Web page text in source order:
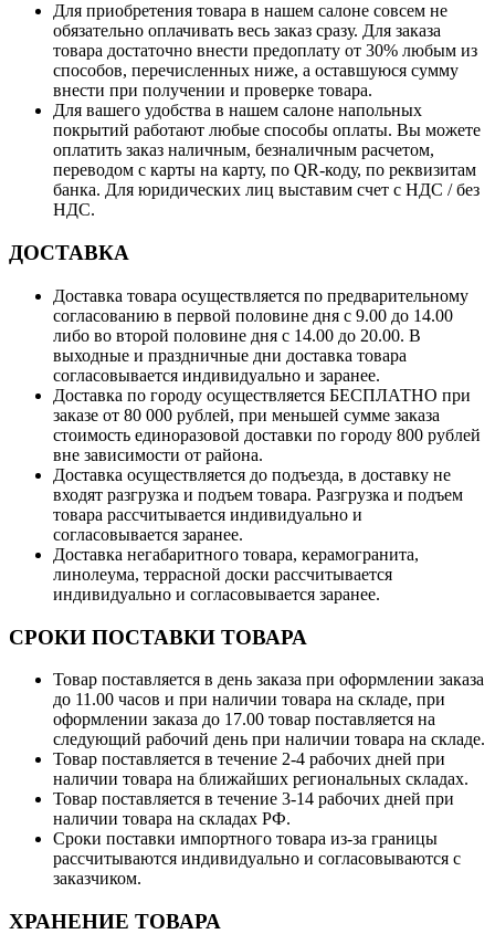
Для приобретения товара в нашем салоне совсем не
обязательно оплачивать весь заказ сразу. Для заказа
товара достаточно внести предоплату от 30% любым из
способов, перечисленных ниже, а оставшуюся сумму
внести при получении и проверке товара.
Для вашего удобства в нашем салоне напольных
покрытий работают любые способы оплаты. Вы можете
оплатить заказ наличным, безналичным расчетом,
переводом с карты на карту, по QR-коду, по реквизитам
банка. Для юридических лиц выставим счет с НДС / без
НДС.
ДОСТАВКА
Доставка товара осуществляется по предварительному
согласованию в первой половине дня с 9.00 до 14.00
либо во второй половине дня с 14.00 до 20.00. В
выходные и праздничные дни доставка товара
согласовывается индивидуально и заранее.
Доставка по городу осуществляется БЕСПЛАТНО при
заказе от 80 000 рублей, при меньшей сумме заказа
стоимость единоразовой доставки по городу 800 рублей
вне зависимости от района.
Доставка осуществляется до подъезда, в доставку не
входят разгрузка и подъем товара. Разгрузка и подъем
товара рассчитывается индивидуально и
согласовывается заранее.
Доставка негабаритного товара, керамогранита,
линолеума, террасной доски рассчитывается
индивидуально и согласовывается заранее.
СРОКИ ПОСТАВКИ ТОВАРА
Товар поставляется в день заказа при оформлении заказа
до 11.00 часов и при наличии товара на складе, при
оформлении заказа до 17.00 товар поставляется на
следующий рабочий день при наличии товара на складе.
Товар поставляется в течение 2-4 рабочих дней при
наличии товара на ближайших региональных складах.
Товар поставляется в течение 3-14 рабочих дней при
наличии товара на складах РФ.
Сроки поставки импортного товара из-за границы
рассчитываются индивидуально и согласовываются с
заказчиком.
ХРАНЕНИЕ ТОВАРА